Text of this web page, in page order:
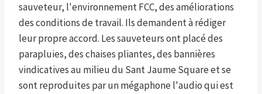
sauveteur, l'environnement FCC, des améliorations
des conditions de travail. Ils demandent à rédiger
leur propre accord. Les sauveteurs ont placé des
parapluies, des chaises pliantes, des bannières
vindicatives au milieu du Sant Jaume Square et se
sont reproduites par un mégaphone l'audio qui est